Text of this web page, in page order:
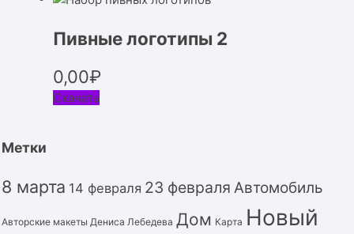
Пивные логотипы 2
0,00₽
Скачать
Метки
8 марта 14 февраля 23 февраля Автомобиль
Авторские макеты Дениса Лебедева Дом Карта Новый